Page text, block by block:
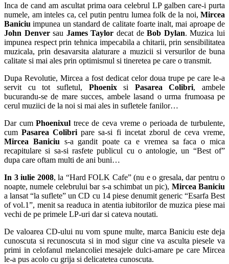
Inca de cand am ascultat prima oara celebrul LP galben care-i purta
numele, am inteles ca, cel putin pentru lumea folk de la noi, Mircea
Baniciu impunea un standard de calitate foarte inalt, mai aproape de
John Denversau James Taylor decat deBob Dylan. Muzica lui
impunea respect prin tehnica impecabila a chitarii, prin sensibilitatea
muzicala, prin desavarsita alaturare a muzicii si versurilor de buna
calitate si mai ales prin optimismul si tineretea pe care o transmit.
Dupa Revolutie, Mircea a fost dedicat celor doua trupe pe care le-a
servit cu tot sufletul, Phoenixsi Pasarea Colibri, ambele
bucurandu-se de mare succes, ambele lasand o urma frumoasa pe
cerul muziici de la noi si mai ales in sufletele fanilor…
Dar cumPhoenixul trece de ceva vreme o perioada de turbulente,
cumPasarea Colibri pare sa-si fi incetat zborul de ceva vreme,
Mircea Baniciu s-a gandit poate ca e vremea sa faca o mica
recapitulare si sa-si rasfete publicul cu o antologie, un “Best of”
dupa care oftam multi de ani buni…
In 3 iulie 2008, la “Hard FOLK Cafe” (nu e o gresala, dar pentru o
noapte, numele celebrului bar s-a schimbat un pic), Mircea Baniciu
a lansat “la suflete” un CD cu 14 piese denumit generic “Esarfa Best
of vol.1”, menit sa readuca in atentia iubitorilor de muzica piese mai
vechi de pe primele LP-uri dar si cateva noutati.
De valoarea CD-ului nu vom spune multe, marca Baniciu este deja
cunoscuta si recunoscuta si in mod sigur cine va asculta piesele va
primi in celofanul melancoliei mesajele dulci-amare pe care Mircea
le-a pus acolo cu grija si delicatetea cunoscuta.